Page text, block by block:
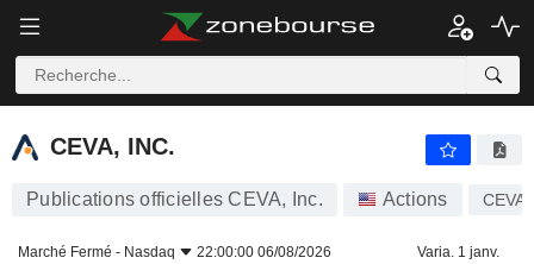
CEVA, INC.
CEVA, INC.
Publications officielles CEVA, Inc. Actions CEVA
Marché Fermé - Nasdaq 22:00:00 06/08/2026 Varia. 1 janv.